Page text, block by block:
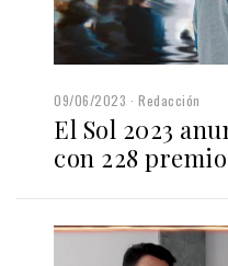
09/06/2023 Redacción
El Sol 2023
con 228